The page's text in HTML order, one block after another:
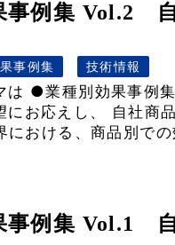
事例集 Vol.2
事例集 技術情報
は ●業種別効果事
にお応えし、 自社商
おける、商品別で
事例集 Vol.1